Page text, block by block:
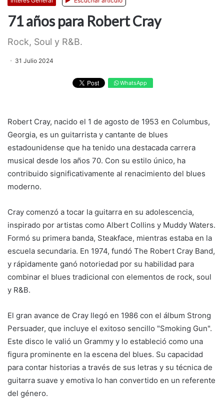
71 años para Robert Cray
Rock, Soul y R&B.
31 Julio 2024
WhatsApp
Robert Cray, nacido el 1 de agosto de 1953 en Columbus,
Georgia, es un guitarrista y cantante de blues
estadounidense que ha tenido una destacada carrera
musical desde los años 70. Con su estilo único, ha
contribuido significativamente al renacimiento del blues
moderno.
Cray comenzó a tocar la guitarra en su adolescencia,
inspirado por artistas como Albert Collins y Muddy Waters.
Formó su primera banda, Steakface, mientras estaba en la
escuela secundaria. En 1974, fundó The Robert Cray Band,
y rápidamente ganó notoriedad por su habilidad para
combinar el blues tradicional con elementos de rock, soul
y R&B.
El gran avance de Cray llegó en 1986 con el álbum Strong
Persuader, que incluye el exitoso sencillo "Smoking Gun".
Este disco le valió un Grammy y lo estableció como una
figura prominente en la escena del blues. Su capacidad
para contar historias a través de sus letras y su técnica de
guitarra suave y emotiva lo han convertido en un referente
del género.